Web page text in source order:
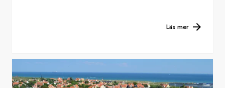
Läs mer